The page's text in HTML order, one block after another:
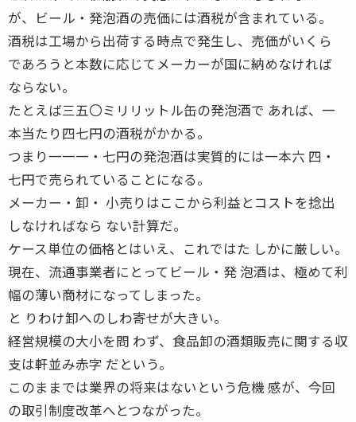
が、ビール・発泡酒の売価には酒税が含まれている。
酒税は工場から出荷する時点で発生し、売価がいくら
であろうと本数に応じてメーカーが国に納めなければ
ならない。
たとえば三五〇ミリリットル缶の発泡酒で あれば、一
本当たり四七円の酒税がかかる。
つまり一一一・七円の発泡酒は実質的には一本六 四・
七円で売られていることになる。
メーカー・卸・ 小売りはここから利益とコストを捻出
しなければなら ない計算だ。
ケース単位の価格とはいえ、これではた しかに厳しい。
現在、流通事業者にとってビール・発 泡酒は、極めて利
幅の薄い商材になってしまった。
と りわけ卸へのしわ寄せが大きい。
経営規模の大小を問 わず、食品卸の酒類販売に関する収
支は軒並み赤字 だという。
このままでは業界の将来はないという危機 感が、今回
の取引制度改革へとつながった。